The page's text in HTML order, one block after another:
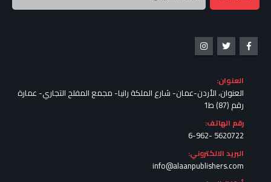
العنوان:
العنوان، الأردن-عمان- شارع الملكة رانيا- مجمع المفلح التجاري- عمارة
رقم (87) ط1
رقم الهاتف:
5620722 -6-962
البريد الالكتروني:
info@alaanpublishers.com